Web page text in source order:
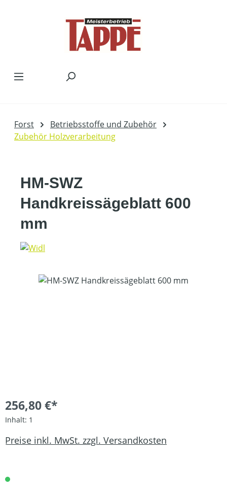
Forst
Betriebsstoffe und Zubehör
Zubehör Holzverarbeitung
HM-SWZ
Handkreissägeblatt 600
mm
Bildergalerie überspringen
256,80 €*
Inhalt: 1
Preise inkl. MwSt. zzgl. Versandkosten